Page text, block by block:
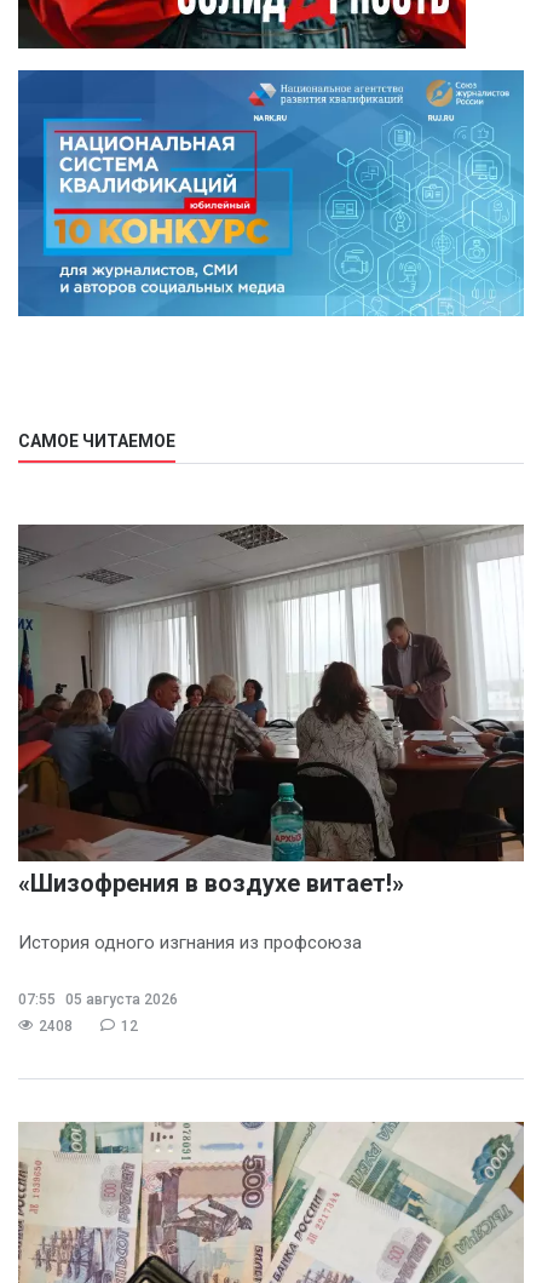
САМОЕ ЧИТАЕМОЕ
«Шизофрения в воздухе витает!»
История одного изгнания из профсоюза
07:55
05 августа 2026
2408
12